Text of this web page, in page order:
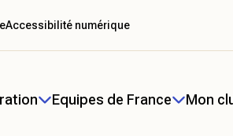
Equipes de France Mon
Accessibilité numérique